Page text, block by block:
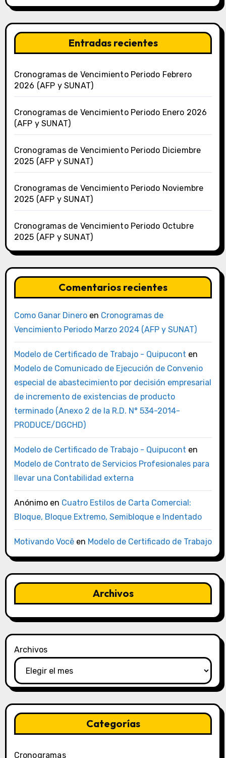
Entradas recientes
Cronogramas de Vencimiento Periodo Febrero
2026 (AFP y SUNAT)
Cronogramas de Vencimiento Periodo Enero 2026
(AFP y SUNAT)
Cronogramas de Vencimiento Periodo Diciembre
2025 (AFP y SUNAT)
Cronogramas de Vencimiento Periodo Noviembre
2025 (AFP y SUNAT)
Cronogramas de Vencimiento Periodo Octubre
2025 (AFP y SUNAT)
Comentarios recientes
Como Ganar Dineroen Cronogramas de
Vencimiento Periodo Marzo 2024 (AFP y SUNAT)
Modelo de Certificado de Trabajo - Quipucont en
Modelo de Comunicado de Ejecución de Convenio
especial de abastecimiento por decisión empresarial
de incremento de existencias de producto
terminado (Anexo 2 de la R.D. N° 534-2014-
PRODUCE/DGCHD)
Modelo de Certificado de Trabajo - Quipucont en
Modelo de Contrato de Servicios Profesionales para
llevar una Contabilidad externa
Anónimoen Cuatro Estilos de Carta Comercial:
Bloque, Bloque Extremo, Semibloque e Indentado
Motivando Vocêen Modelo de Certificado de Trabajo
Archivos
Archivos
Categorías
Cronogramas